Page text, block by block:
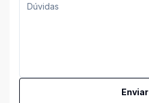
Enviar